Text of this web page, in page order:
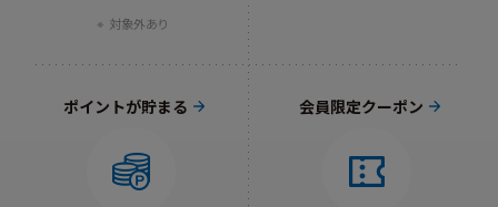
対象外あり
ポイントが貯まる 会員限定クーポン